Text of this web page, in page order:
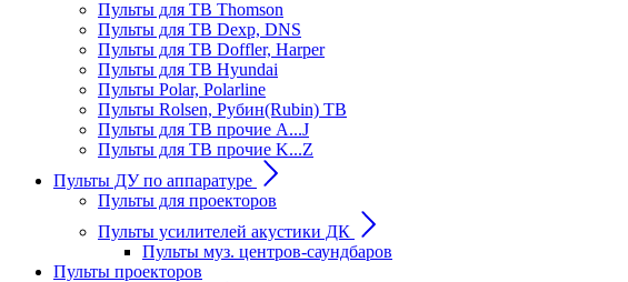
Пульты для ТВ Thomson
Пульты для ТВ Dexp, DNS
Пульты для ТВ Doffler, Harper
Пульты для ТВ Hyundai
Пульты Polar, Polarline
Пульты Rolsen, Рубин(Rubin) ТВ
Пульты для ТВ прочие A...J
Пульты для ТВ прочие K...Z
Пульты ДУ по аппаратуре
Пульты для проекторов
Пульты усилителей акустики ДК
Пульты муз. центров-саундбаров
Пульты проекторов